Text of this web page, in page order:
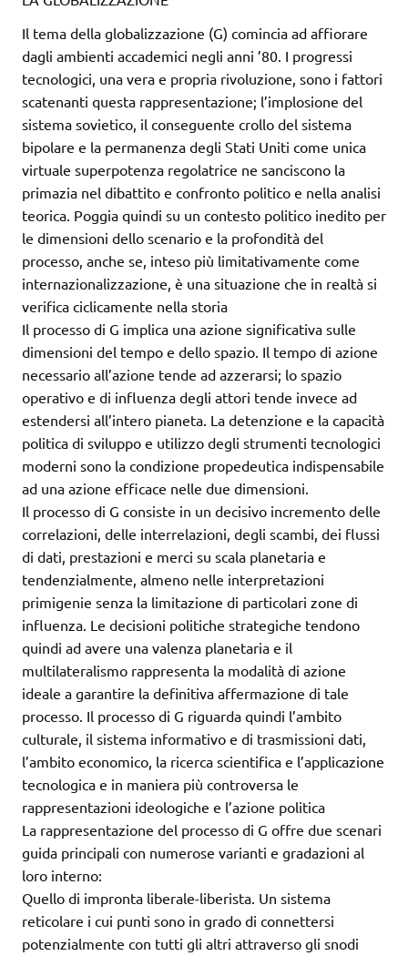
Il tema della globalizzazione (G) comincia ad affiorare
dagli ambienti accademici negli anni ’80. I progressi
tecnologici, una vera e propria rivoluzione, sono i fattori
scatenanti questa rappresentazione; l’implosione del
sistema sovietico, il conseguente crollo del sistema
bipolare e la permanenza degli Stati Uniti come unica
virtuale superpotenza regolatrice ne sanciscono la
primazia nel dibattito e confronto politico e nella analisi
teorica. Poggia quindi su un contesto politico inedito per
le dimensioni dello scenario e la profondità del
processo, anche se, inteso più limitativamente come
internazionalizzazione, è una situazione che in realtà si
verifica ciclicamente nella storia
Il processo di G implica una azione significativa sulle
dimensioni del tempo e dello spazio. Il tempo di azione
necessario all’azione tende ad azzerarsi; lo spazio
operativo e di influenza degli attori tende invece ad
estendersi all’intero pianeta. La detenzione e la capacità
politica di sviluppo e utilizzo degli strumenti tecnologici
moderni sono la condizione propedeutica indispensabile
ad una azione efficace nelle due dimensioni.
Il processo di G consiste in un decisivo incremento delle
correlazioni, delle interrelazioni, degli scambi, dei flussi
di dati, prestazioni e merci su scala planetaria e
tendenzialmente, almeno nelle interpretazioni
primigenie senza la limitazione di particolari zone di
influenza. Le decisioni politiche strategiche tendono
quindi ad avere una valenza planetaria e il
multilateralismo rappresenta la modalità di azione
ideale a garantire la definitiva affermazione di tale
processo. Il processo di G riguarda quindi l’ambito
culturale, il sistema informativo e di trasmissioni dati,
l’ambito economico, la ricerca scientifica e l’applicazione
tecnologica e in maniera più controversa le
rappresentazioni ideologiche e l’azione politica
La rappresentazione del processo di G offre due scenari
guida principali con numerose varianti e gradazioni al
loro interno:
Quello di impronta liberale-liberista. Un sistema
reticolare i cui punti sono in grado di connettersi
potenzialmente con tutti gli altri attraverso gli snodi